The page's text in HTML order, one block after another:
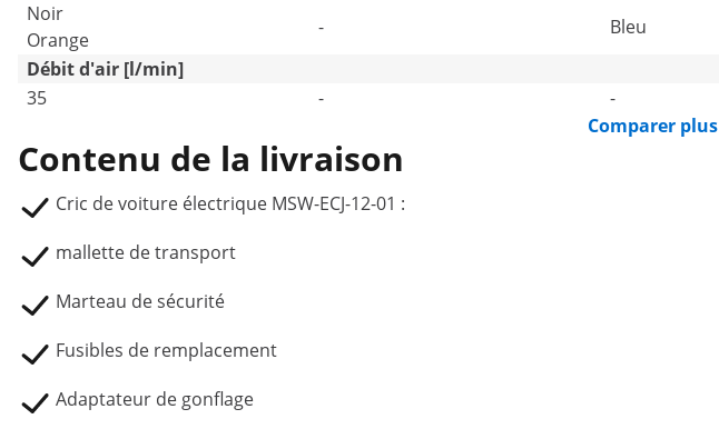
Noir
Orange
- Bleu
Débit d'air [l/min]
35
- -
Comparer
Contenu de la livraison
Cric de voiture électrique MSW-ECJ-12-01 :
mallette de transport
Marteau de sécurité
Fusibles de remplacement
Adaptateur de gonflage